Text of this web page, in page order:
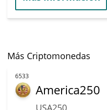
Más Criptomonedas
6533
America250
USA250